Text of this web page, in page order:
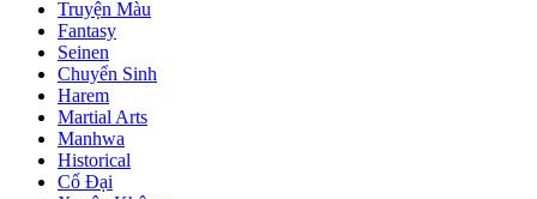
Truyện Màu
Fantasy
Seinen
Chuyển Sinh
Harem
Martial Arts
Manhwa
Historical
Cổ Đại